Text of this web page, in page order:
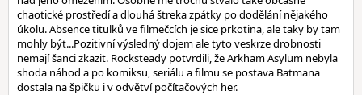
chaotické prostředí a dlouhá štreka zpátky po dodělání nějakého
úkolu. Absence titulků ve filmečcích je sice prkotina, ale taky by tam
mohly být...Pozitivní výsledný dojem ale tyto veskrze drobnosti
nemají šanci zkazit. Rocksteady potvrdili, že Arkham Asylum nebyla
shoda náhod a po komiksu, seriálu a filmu se postava Batmana
dostala na špičku i v odvětví počítačových her.